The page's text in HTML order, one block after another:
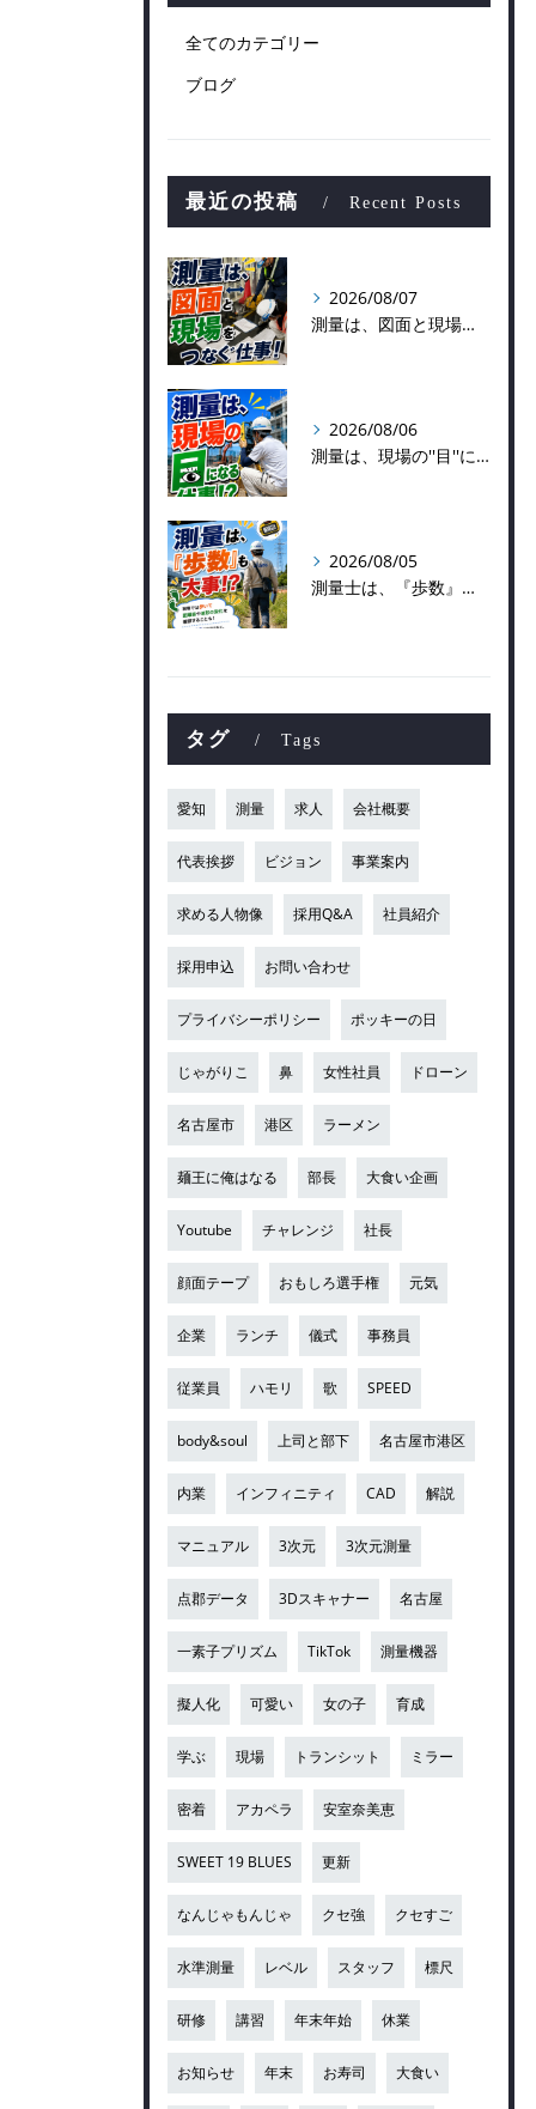
全てのカテゴリー
ブログ
最近の投稿 Recent Posts
2026/08/07
測量は、図面と現場をつなぐ仕事！
2026/08/06
測量は、現場の''目''になる仕事！？
2026/08/05
測量士は、『歩数』も大事！？
タグ Tags
愛知 測量 求人 会社概要
代表挨拶 ビジョン 事業案内
求める人物像 採用Q&A 社員紹介
採用申込 お問い合わせ
プライバシーポリシー ポッキーの日
じゃがりこ 鼻 女性社員 ドローン
名古屋市 港区 ラーメン
麺王に俺はなる 部長 大食い企画
Youtube チャレンジ 社長
顔面テープ おもしろ選手権 元気
企業 ランチ 儀式 事務員
従業員 ハモリ 歌 SPEED
body&soul 上司と部下 名古屋市港区
内業 インフィニティ CAD 解説
マニュアル 3次元 3次元測量
点郡データ 3Dスキャナー 名古屋
一素子プリズム TikTok 測量機器
擬人化 可愛い 女の子 育成
学ぶ 現場 トランシット ミラー
密着 アカペラ 安室奈美恵
SWEET 19 BLUES 更新
なんじゃもんじゃ クセ強 クセすご
水準測量 レベル スタッフ 標尺
研修 講習 年末年始 休業
お知らせ 年末 お寿司 大食い